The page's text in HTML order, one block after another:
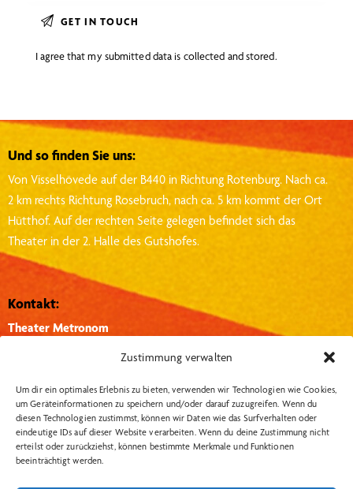
Zustimmung verwalten
Um dir ein optimales Erlebnis zu bieten, verwenden wir Technologien wie Cookies,
um Geräteinformationen zu speichern und/oder darauf zuzugreifen. Wenn du
diesen Technologien zustimmst, können wir Daten wie das Surfverhalten oder
eindeutige IDs auf dieser Website verarbeiten. Wenn du deine Zustimmung nicht
erteilst oder zurückziehst, können bestimmte Merkmale und Funktionen
beeinträchtigt werden.
I agree that my submitted data is collected and stored.
Und so finden Sie uns:
Von Visselhövede auf der B440 in Richtung Rotenburg. Nach ca.
2 km rechts Richtung Rosebruch, nach ca. 5 km kommt der Ort
Hütthof. Auf der rechten Seite gelegen befindet sich das
Theater in der 2. Halle des Gutshofes.
Kontakt:
Theater Metronom
Tel.: 04262 – 1351
Wichtige Links: Social Media: